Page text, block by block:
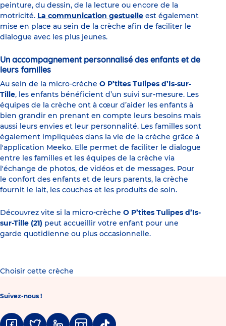
peinture, du dessin, de la lecture ou encore de la
motricité. La communication gestuelle est également
mise en place au sein de la crèche afin de faciliter le
dialogue avec les plus jeunes.
Un accompagnement personnalisé des enfants et de
leurs familles
Au sein de la micro-crèche O P’tites Tulipes d’Is-sur-
Tille, les enfants bénéficient d’un suivi sur-mesure. Les
équipes de la crèche ont à cœur d’aider les enfants à
bien grandir en prenant en compte leurs besoins mais
aussi leurs envies et leur personnalité. Les familles sont
également impliquées dans la vie de la crèche grâce à
l'application Meeko. Elle permet de faciliter le dialogue
entre les familles et les équipes de la crèche via
l'échange de photos, de vidéos et de messages. Pour
le confort des enfants et de leurs parents, la crèche
fournit le lait, les couches et les produits de soin.
Découvrez vite si la micro-crèche O P’tites Tulipes d’Is-
sur-Tille (21) peut accueillir votre enfant pour une
garde quotidienne ou plus occasionnelle.
Choisir cette crèche
Suivez-nous !